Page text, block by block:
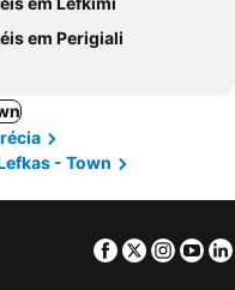
em Perigiali
- Town
Facebook
Twitter